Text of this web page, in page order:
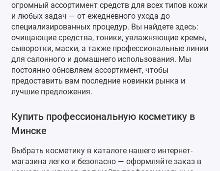
огромный ассортимент средств для всех типов кожи
и любых задач — от ежедневного ухода до
специализированных процедур. Вы найдете здесь:
очищающие средства, тоники, увлажняющие кремы,
сыворотки, маски, а также профессиональные линии
для салонного и домашнего использования. Мы
постоянно обновляем ассортимент, чтобы
предоставить вам последние новинки рынка и
лучшие предложения.
Купить профессиональную косметику в
Минске
Выбрать косметику в каталоге нашего интернет-
магазина легко и безопасно — оформляйте заказ в